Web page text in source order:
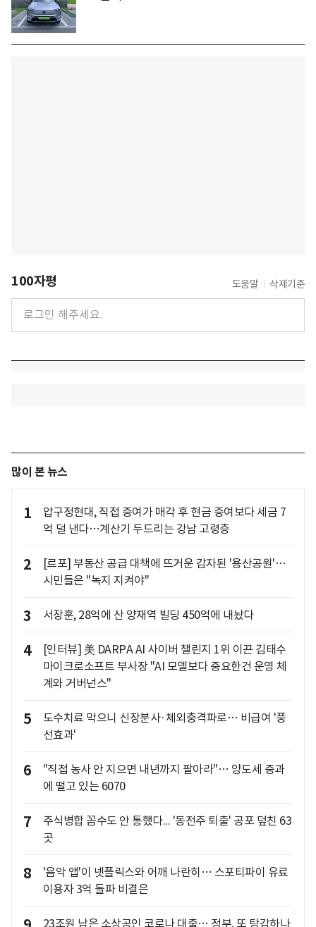
100자평 도움말 삭제기준
많이 본 뉴스
1
압구정현대, 직접 증여가 매각 후 현금 증여보다 세금 7
억 덜 낸다…계산기 두드리는 강남 고령층
2
[르포] 부동산 공급 대책에 뜨거운 감자된 '용산공원'…
시민들은 "녹지 지켜야"
3 서장훈, 28억에 산 양재역 빌딩 450억에 내놨다
4
[인터뷰] 美 DARPA AI 사이버 챌린지 1위 이끈 김태수
마이크로소프트 부사장 "AI 모델보다 중요한건 운영 체
계와 거버넌스"
5
도수치료 막으니 신장분사·체외충격파로… 비급여 '풍
선효과'
6
"직접 농사 안 지으면 내년까지 팔아라"… 양도세 중과
에 떨고 있는 6070
7
주식병합 꼼수도 안 통했다... '동전주 퇴출' 공포 덮친 63
곳
8
'음악 앱'이 넷플릭스와 어깨 나란히… 스포티파이 유료
이용자 3억 돌파 비결은
23조원 남은 소상공인 코로나 대출… 정부, 또 탕감하나